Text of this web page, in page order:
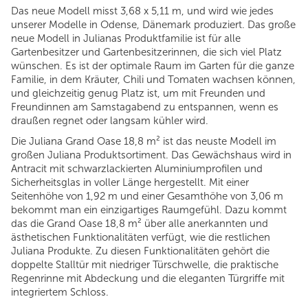
Das neue Modell misst 3,68 x 5,11 m, und wird wie jedes
unserer Modelle in Odense, Dänemark produziert. Das große
neue Modell in Julianas Produktfamilie ist für alle
Gartenbesitzer und Gartenbesitzerinnen, die sich viel Platz
wünschen. Es ist der optimale Raum im Garten für die ganze
Familie, in dem Kräuter, Chili und Tomaten wachsen können,
und gleichzeitig genug Platz ist, um mit Freunden und
Freundinnen am Samstagabend zu entspannen, wenn es
draußen regnet oder langsam kühler wird.
Die Juliana Grand Oase 18,8 m² ist das neuste Modell im
großen Juliana Produktsortiment. Das Gewächshaus wird in
Antracit mit schwarzlackierten Aluminiumprofilen und
Sicherheitsglas in voller Länge hergestellt. Mit einer
Seitenhöhe von 1,92 m und einer Gesamthöhe von 3,06 m
bekommt man ein einzigartiges Raumgefühl. Dazu kommt
das die Grand Oase 18,8 m² über alle anerkannten und
ästhetischen Funktionalitäten verfügt, wie die restlichen
Juliana Produkte. Zu diesen Funktionalitäten gehört die
doppelte Stalltür mit niedriger Türschwelle, die praktische
Regenrinne mit Abdeckung und die eleganten Türgriffe mit
integriertem Schloss.